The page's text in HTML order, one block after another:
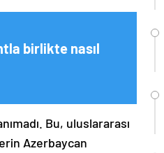
birlikte nasıl
Bu, uluslararası
Azerbaycan